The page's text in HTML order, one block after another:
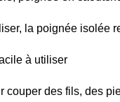
la poignée isolée
à utiliser
couper des fils, des